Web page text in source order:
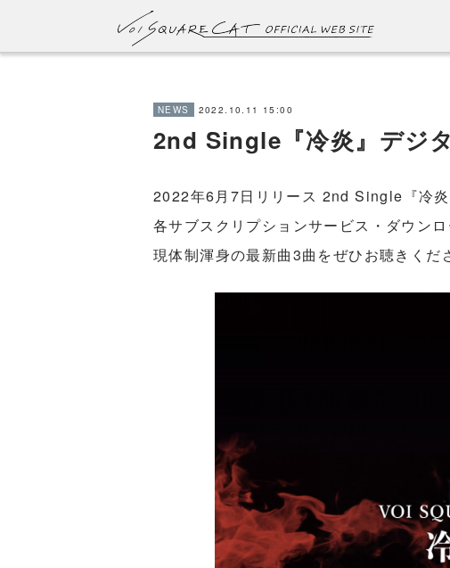
NEWS 2022.10.11 15:00
2nd Single『冷炎』デジ
2022年6月7日リリース 2nd Single『冷炎
各サブスクリプションサービス・ダウン
現体制渾身の最新曲3曲をぜひお聴きくだ